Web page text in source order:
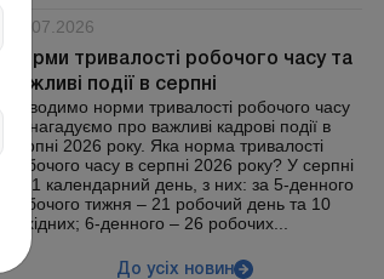
30.07.2026
Норми тривалості робочого часу та
важливі події в серпні
Наводимо норми тривалості робочого часу
та нагадуємо про важливі кадрові події в
серпні 2026 року. Яка норма тривалості
робочого часу в серпні 2026 року? У серпні
– 31 календарний день, з них: за 5-денного
робочого тижня – 21 робочий день та 10
вихідних; 6-денного – 26 робочих...
До усіх новин